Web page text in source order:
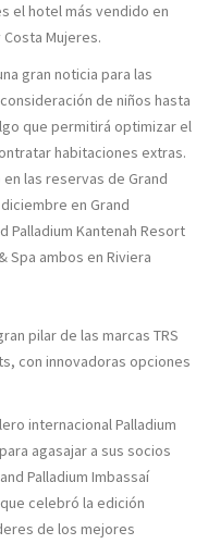
el hotel más vendido en
Mujeres.
gran noticia para las
de niños hasta
que permitirá optimizar el
habitaciones extras.
las reservas de Grand
en Grand
Palladium Kantenah Resort
Spa ambos en Riviera
pilar de las marcas TRS
con innovadoras opciones
internacional Palladium
agasajar a sus socios
Palladium Imbassaí
celebró la edición
de los mejores